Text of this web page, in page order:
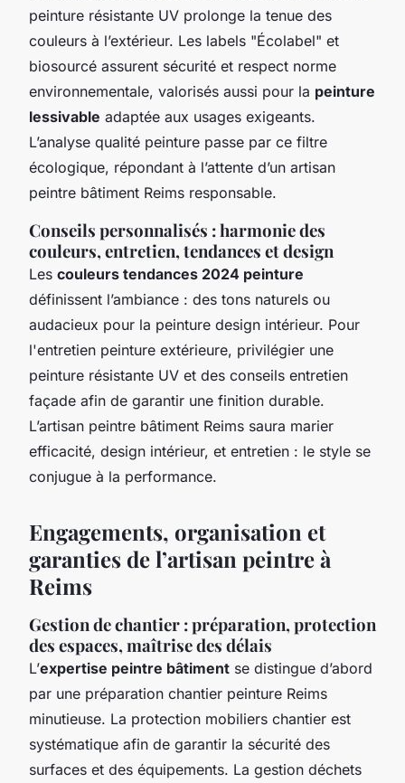
peinture résistante UV prolonge la tenue des
couleurs à l’extérieur. Les labels "Écolabel" et
biosourcé assurent sécurité et respect norme
environnementale, valorisés aussi pour la peinture
lessivable adaptée aux usages exigeants.
L’analyse qualité peinture passe par ce filtre
écologique, répondant à l’attente d’un artisan
peintre bâtiment Reims responsable.
Conseils personnalisés : harmonie des
couleurs, entretien, tendances et design
Les couleurs tendances 2024 peinture
définissent l’ambiance : des tons naturels ou
audacieux pour la peinture design intérieur. Pour
l'entretien peinture extérieure, privilégier une
peinture résistante UV et des conseils entretien
façade afin de garantir une finition durable.
L’artisan peintre bâtiment Reims saura marier
efficacité, design intérieur, et entretien : le style se
conjugue à la performance.
Engagements, organisation et
garanties de l’artisan peintre à
Reims
Gestion de chantier : préparation, protection
des espaces, maîtrise des délais
L’expertise peintre bâtiment se distingue d’abord
par une préparation chantier peinture Reims
minutieuse. La protection mobiliers chantier est
systématique afin de garantir la sécurité des
surfaces et des équipements. La gestion déchets